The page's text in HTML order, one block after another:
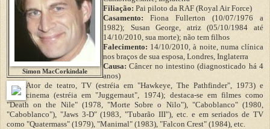
Simon MacCorkindale
Filiação: Pai piloto da RAF (Royal Air Force)
Casamento: Fiona Fullerton (10/07/1976 a
1982); Susan George, atriz (05/10/1984 até
14/10/2010, sua morte); não tem filhos
Falecimento: 14/10/2010, à noite, numa clínica
nos braços de sua esposa, Londres, Inglaterra
Causa: Câncer no intestino (diagnosticado há 4
anos)
Ator de teatro, TV (estréia em "Hawkeye, The Pathfinder", 1973) e
cinema (estréia em "Juggernaut", 1974); destaca-se em filmes como
"Death on the Nile" (1978, "Morte Sobre o Nilo"), "Caboblanco" (1980,
"Caboblanco"), "Jaws 3-D" (1983, "Tubarão III"), etc. e em seriados de TV
como "Quatermass" (1979), "Manimal" (1983), "Falcon Crest" (1984), etc.